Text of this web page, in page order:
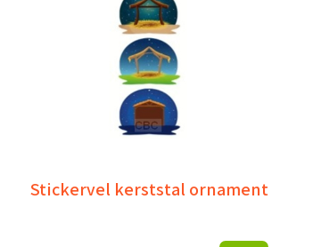
Stickervel kerststal ornament